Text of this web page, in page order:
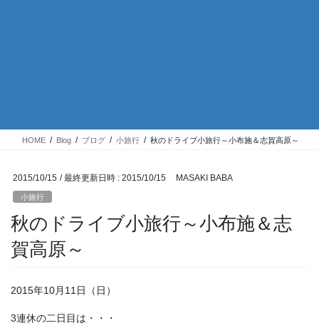
HOME Blog ブログ 小旅行 秋のドライブ小旅行～小布施＆志賀高原～
2015/10/15 / 最終更新日時 : 2015/10/15 MASAKI BABA
小旅行
秋のドライブ小旅行～小布施＆志
賀高原～
2015年10月11日（日）
3連休の二日目は・・・